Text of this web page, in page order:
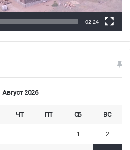
02:24
Август 2026
ЧТ ПТ СБ ВС
1 2